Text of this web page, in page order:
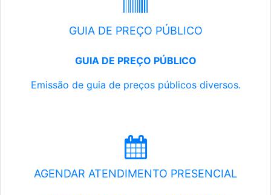
GUIA DE PREÇO PÚBLICO
GUIA DE PREÇO PÚBLICO
Emissão de guia de preços públicos diversos.
AGENDAR ATENDIMENTO PRESENCIAL